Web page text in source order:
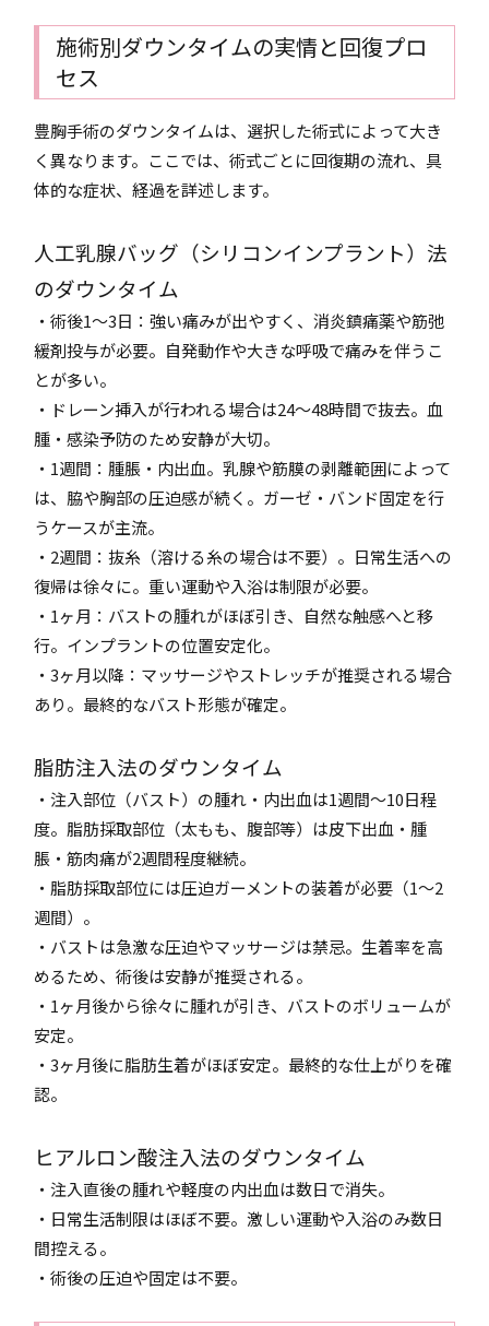
施術別ダウンタイムの実情と回復プロ
セス
豊胸手術のダウンタイムは、選択した術式によって大き
く異なります。ここでは、術式ごとに回復期の流れ、具
体的な症状、経過を詳述します。
人工乳腺バッグ（シリコンインプラント）法
のダウンタイム
・術後1〜3日：強い痛みが出やすく、消炎鎮痛薬や筋弛
緩剤投与が必要。自発動作や大きな呼吸で痛みを伴うこ
とが多い。
・ドレーン挿入が行われる場合は24〜48時間で抜去。血
腫・感染予防のため安静が大切。
・1週間：腫脹・内出血。乳腺や筋膜の剥離範囲によって
は、脇や胸部の圧迫感が続く。ガーゼ・バンド固定を行
うケースが主流。
・2週間：抜糸（溶ける糸の場合は不要）。日常生活への
復帰は徐々に。重い運動や入浴は制限が必要。
・1ヶ月：バストの腫れがほぼ引き、自然な触感へと移
行。インプラントの位置安定化。
・3ヶ月以降：マッサージやストレッチが推奨される場合
あり。最終的なバスト形態が確定。
脂肪注入法のダウンタイム
・注入部位（バスト）の腫れ・内出血は1週間〜10日程
度。脂肪採取部位（太もも、腹部等）は皮下出血・腫
脹・筋肉痛が2週間程度継続。
・脂肪採取部位には圧迫ガーメントの装着が必要（1〜2
週間）。
・バストは急激な圧迫やマッサージは禁忌。生着率を高
めるため、術後は安静が推奨される。
・1ヶ月後から徐々に腫れが引き、バストのボリュームが
安定。
・3ヶ月後に脂肪生着がほぼ安定。最終的な仕上がりを確
認。
ヒアルロン酸注入法のダウンタイム
・注入直後の腫れや軽度の内出血は数日で消失。
・日常生活制限はほぼ不要。激しい運動や入浴のみ数日
間控える。
・術後の圧迫や固定は不要。